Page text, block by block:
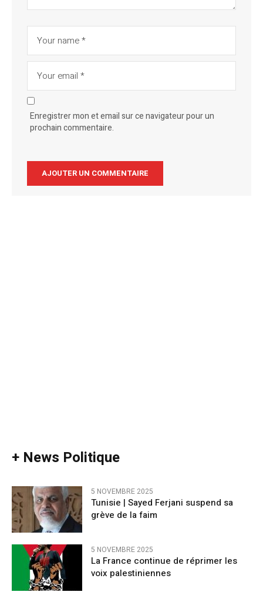
Enregistrer mon et email sur ce navigateur pour un
prochain commentaire.
+ News Politique
5 NOVEMBRE 2025
Tunisie | Sayed Ferjani suspend sa
grève de la faim
5 NOVEMBRE 2025
La France continue de réprimer les
voix palestiniennes